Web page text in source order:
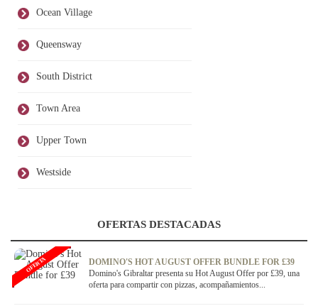
Ocean Village
Queensway
South District
Town Area
Upper Town
Westside
OFERTAS DESTACADAS
DOMINO'S HOT AUGUST OFFER BUNDLE FOR £39
Domino's Gibraltar presenta su Hot August Offer por £39, una
oferta para compartir con pizzas, acompañamientos...
OFERTA